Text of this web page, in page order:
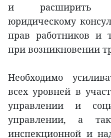
и расширить
юридическому
прав работников и
при возникновении
Необходимо
всех уровней в
управлении и
управлении, а
инспекционной и